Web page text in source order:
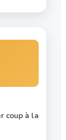
coup à la